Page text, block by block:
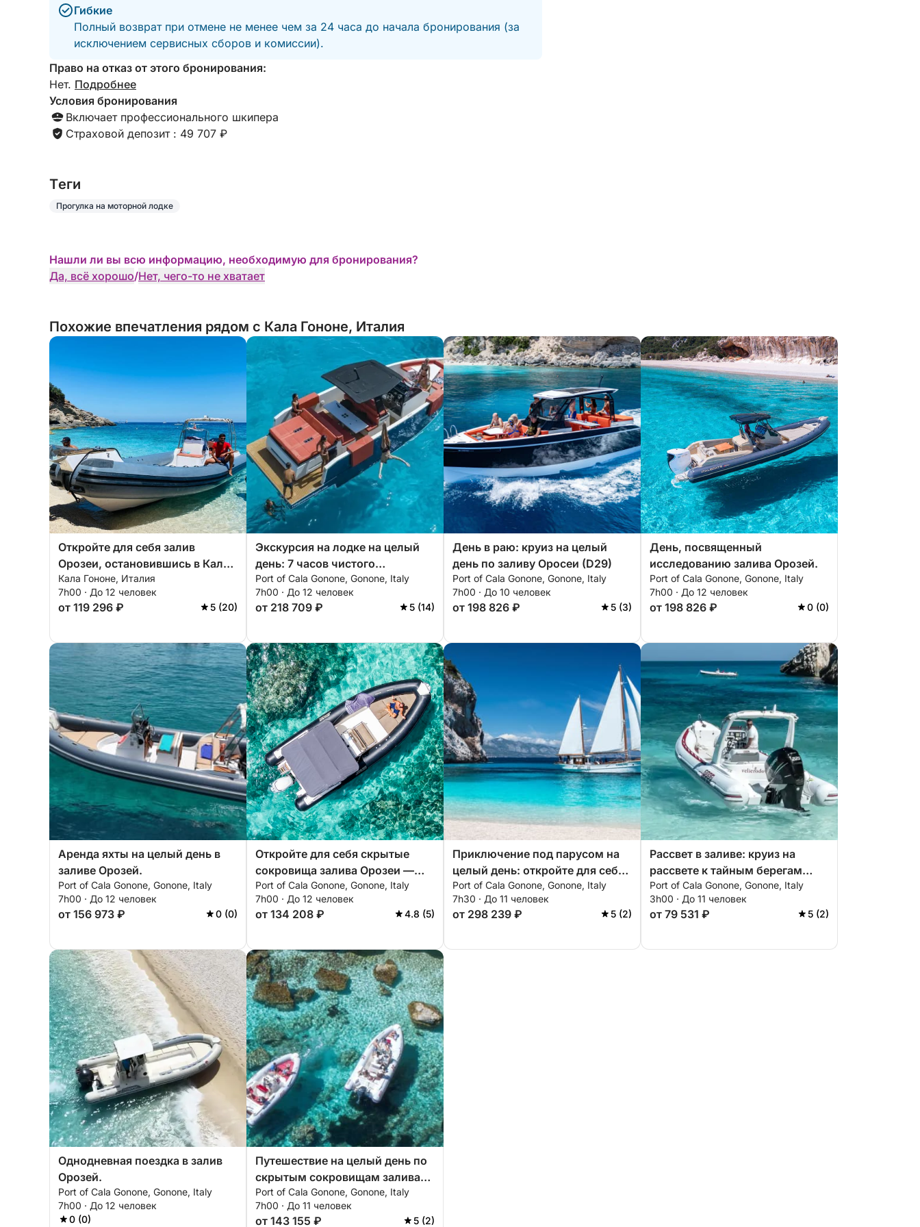
Гибкие
Полный возврат при отмене не менее чем за 24 часа до начала бронирования (за
исключением сервисных сборов и комиссии).
Право на отказ от этого бронирования:
Нет. Подробнее
Условия бронирования
Включает профессионального шкипера
Страховой депозит : 49 707 ₽
Tеги
Прогулка на моторной лодке
Нашли ли вы всю информацию, необходимую для бронирования?
Да, всё хорошо/Нет, чего-то не хватает
Похожие впечатления рядом с Кала Гононе, Италия
Откройте для себя залив
Орозеи, остановившись в Кала-
Гононе.
Кала Гононе, Италия
7h00 · До 12 человек
от 119 296 ₽ 5 (20)
Экскурсия на лодке на целый
день: 7 часов чистого
блаженства в заливе Орозеи
(D34)
Port of Cala Gonone, Gonone, Italy
7h00 · До 12 человек
от 218 709 ₽ 5 (14)
День в раю: круиз на целый
день по заливу Оросеи (D29)
Port of Cala Gonone, Gonone, Italy
7h00 · До 10 человек
от 198 826 ₽ 5 (3)
День, посвященный
исследованию залива Орозей.
Port of Cala Gonone, Gonone, Italy
7h00 · До 12 человек
от 198 826 ₽ 0 (0)
Аренда яхты на целый день в
заливе Орозей.
Port of Cala Gonone, Gonone, Italy
7h00 · До 12 человек
от 156 973 ₽ 0 (0)
Откройте для себя скрытые
сокровища залива Орозеи —
экскурсия на целый день
(CLUBMAN24)
Port of Cala Gonone, Gonone, Italy
7h00 · До 12 человек
от 134 208 ₽ 4.8 (5)
Приключение под парусом на
целый день: откройте для себя
скрытые жемчужины Сардинии
Port of Cala Gonone, Gonone, Italy
7h30 · До 11 человек
от 298 239 ₽ 5 (2)
Рассвет в заливе: круиз на
рассвете к тайным берегам
Сардинии
Port of Cala Gonone, Gonone, Italy
3h00 · До 11 человек
от 79 531 ₽ 5 (2)
Однодневная поездка в залив
Орозей.
Port of Cala Gonone, Gonone, Italy
7h00 · До 12 человек
0 (0)
Путешествие на целый день по
скрытым сокровищам залива
Орозеи
Port of Cala Gonone, Gonone, Italy
7h00 · До 11 человек
от 143 155 ₽ 5 (2)